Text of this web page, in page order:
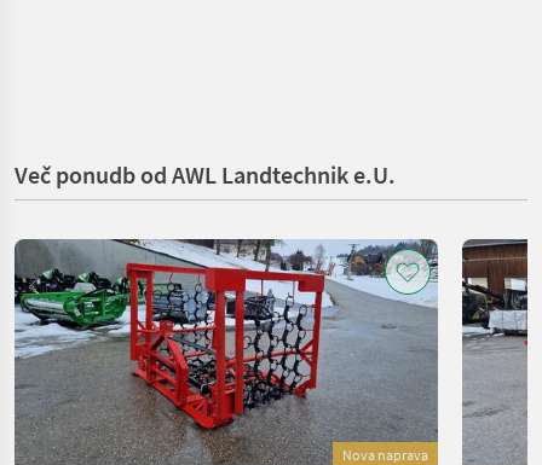
Več ponudb od AWL Landtechnik e.U.
Nova naprava